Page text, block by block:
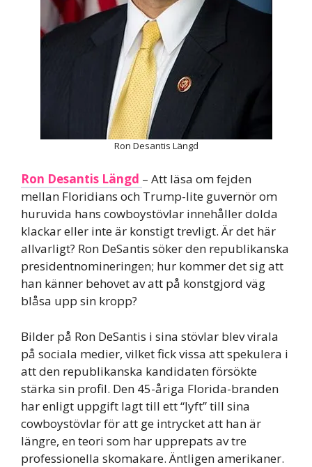
Ron Desantis Längd
Ron Desantis Längd – Att läsa om fejden
mellan Floridians och Trump-lite guvernör om
huruvida hans cowboystövlar innehåller dolda
klackar eller inte är konstigt trevligt. Är det här
allvarligt? Ron DeSantis söker den republikanska
presidentnomineringen; hur kommer det sig att
han känner behovet av att på konstgjord väg
blåsa upp sin kropp?
Bilder på Ron DeSantis i sina stövlar blev virala
på sociala medier, vilket fick vissa att spekulera i
att den republikanska kandidaten försökte
stärka sin profil. Den 45-åriga Florida-branden
har enligt uppgift lagt till ett “lyft” till sina
cowboystövlar för att ge intrycket att han är
längre, en teori som har upprepats av tre
professionella skomakare. Äntligen amerikaner.